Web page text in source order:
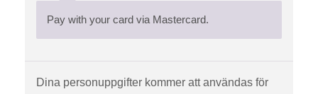
Pay with your card via Mastercard.
Dina personuppgifter kommer att användas för